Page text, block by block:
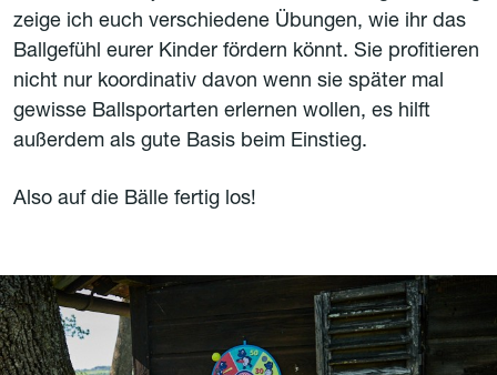
zeige ich euch verschiedene Übungen, wie ihr das
Ballgefühl eurer Kinder fördern könnt. Sie profitieren
nicht nur koordinativ davon wenn sie später mal
gewisse Ballsportarten erlernen wollen, es hilft
außerdem als gute Basis beim Einstieg.
Also auf die Bälle fertig los!